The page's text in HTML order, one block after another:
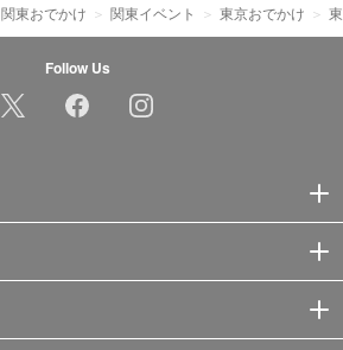
関東おでかけ 関東イベント 東京おでかけ
Follow Us